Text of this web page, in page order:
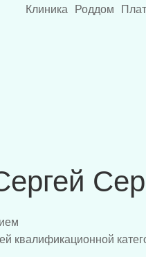
Клиника Роддом
квалификационной